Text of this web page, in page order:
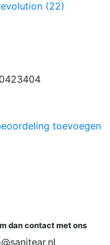
(22)
toevoegen
dan contact met ons